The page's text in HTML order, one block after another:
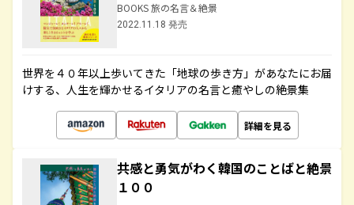
BOOKS 旅の名言＆絶景
2022.11.18 発売
世界を４０年以上歩いてきた「地球の歩き方」があなたにお届
けする、人生を輝かせるイタリアの名言と癒やしの絶景集
詳細を見る
共感と勇気がわく韓国のことばと絶景
１００